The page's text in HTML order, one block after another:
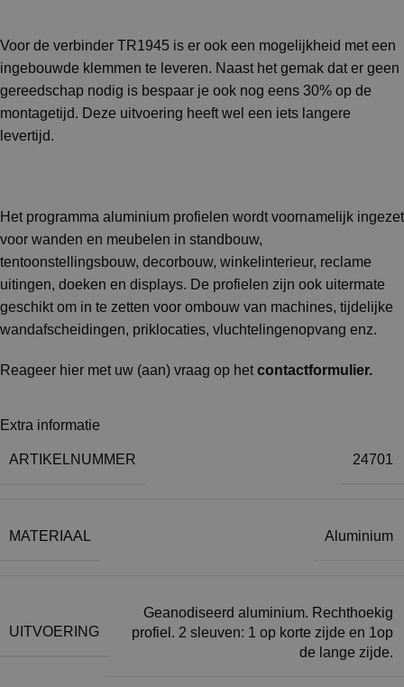
Voor de verbinder TR1945 is er ook een mogelijkheid met een
ingebouwde klemmen te leveren. Naast het gemak dat er geen
gereedschap nodig is bespaar je ook nog eens 30% op de
montagetijd. Deze uitvoering heeft wel een iets langere
levertijd.
Het programma aluminium profielen wordt voornamelijk ingezet
voor wanden en meubelen in standbouw,
tentoonstellingsbouw, decorbouw, winkelinterieur, reclame
uitingen, doeken en displays. De profielen zijn ook uitermate
geschikt om in te zetten voor ombouw van machines, tijdelijke
wandafscheidingen, priklocaties, vluchtelingenopvang enz.
Reageer hier met uw (aan) vraag op hetcontactformulier.
Extra informatie
ARTIKELNUMMER 24701
MATERIAAL Aluminium
UITVOERING
Geanodiseerd aluminium. Rechthoekig
profiel. 2 sleuven: 1 op korte zijde en 1op
de lange zijde.